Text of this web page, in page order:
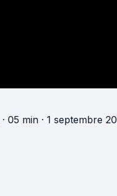
· 05 min · 1 septembre